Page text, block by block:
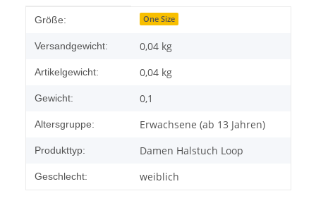
Produkteigenschaft
Wert
Größe: One Size
Versandgewicht: 0,04 kg
Artikelgewicht: 0,04 kg
Gewicht: 0,1
Altersgruppe: Erwachsene (ab 13 Jahren)
Produkttyp: Damen Halstuch Loop
Geschlecht: weiblich